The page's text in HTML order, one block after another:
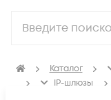
Каталог
IP-шлюзы